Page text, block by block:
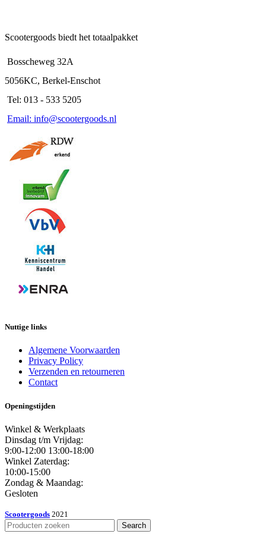
Scootergoods biedt het totaalpakket
Bosscheweg 32A
5056KC, Berkel-Enschot
Tel: 013 - 533 5205
Email: info@scootergoods.nl
Nuttige links
Algemene Voorwaarden
Privacy Policy
Verzenden en retourneren
Contact
Openingstijden
Winkel & Werkplaats
Dinsdag t/m Vrijdag:
9:00-12:00 13:00-18:00
Winkel Zaterdag:
10:00-15:00
Zondag & Maandag:
Gesloten
Scootergoods 2021
Search